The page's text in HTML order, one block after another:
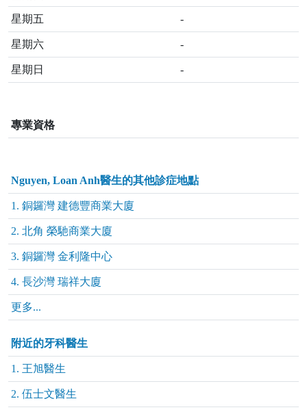
星期五 -
星期六 -
星期日 -
專業資格
Nguyen, Loan Anh醫生的其他診症地點
1. 銅鑼灣 建德豐商業大廈
2. 北角 榮馳商業大廈
3. 銅鑼灣 金利隆中心
4. 長沙灣 瑞祥大廈
更多...
附近的牙科醫生
1. 王旭醫生
2. 伍士文醫生